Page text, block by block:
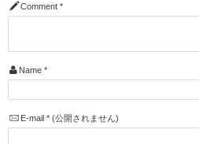
Comment *
Name *
E-mail *(公開されません)